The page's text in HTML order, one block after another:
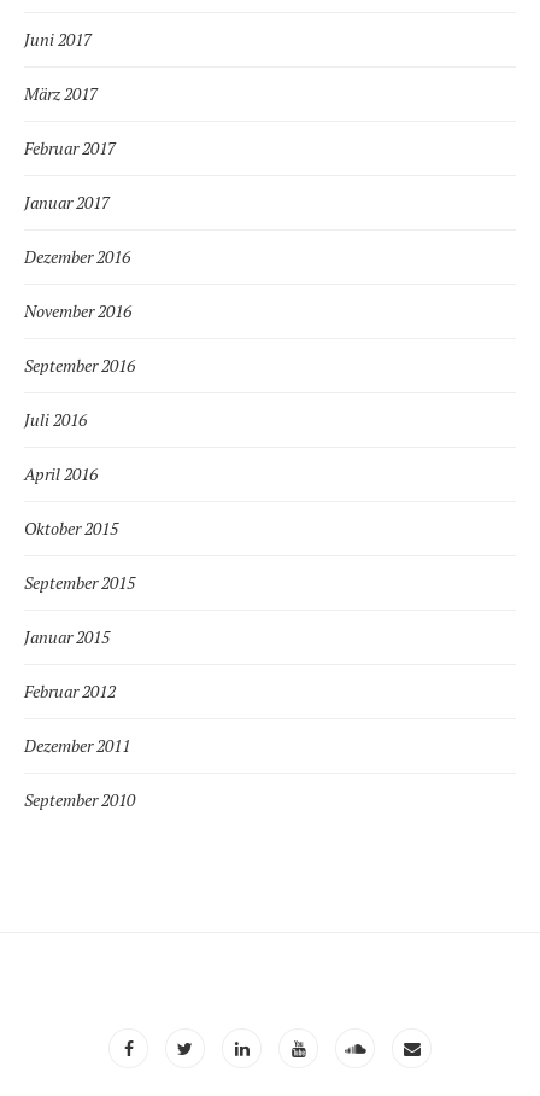
Juni 2017
März 2017
Februar 2017
Januar 2017
Dezember 2016
November 2016
September 2016
Juli 2016
April 2016
Oktober 2015
September 2015
Januar 2015
Februar 2012
Dezember 2011
September 2010